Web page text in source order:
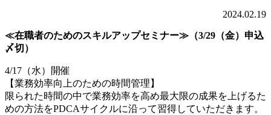
2024.02.19
≪在職者のためのスキルアップセミナー≫（3/29（金）申込
〆切）
4/17（水）開催
【業務効率向上のための時間管理】
限られた時間の中で業務効率を高め最大限の成果を上げるた
めの方法をPDCAサイクルに沿って習得していただきます。